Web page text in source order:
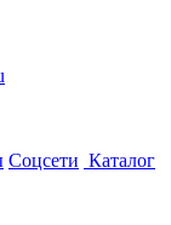
Соцсети Каталог